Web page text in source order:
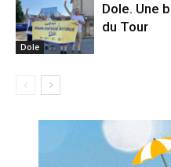
Dole
Dole. Une
du Tour